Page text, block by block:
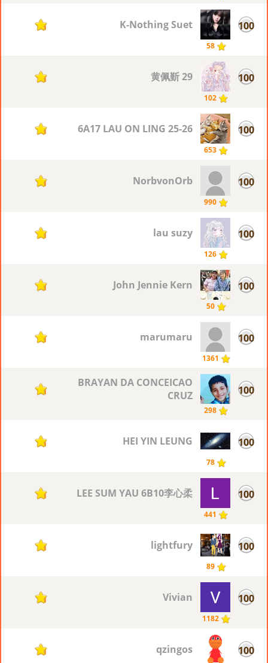
100
58
K-Nothing Suet
11
100
102
29 黄佩斳
11
100
653
25-26 6A17 LAU ON LING
11
100
990
NorbvonOrb
11
100
126
lau suzy
11
100
50
John Jennie Kern
11
100
1361
marumaru
11
100
298
BRAYAN DA CONCEICAO
CRUZ
11
100
78
HEI YIN LEUNG
11
100
441
LEE SUM YAU 6B10李心柔
11
100
89
lightfury
11
100
1182
Vivian
11
100
qzingos
11